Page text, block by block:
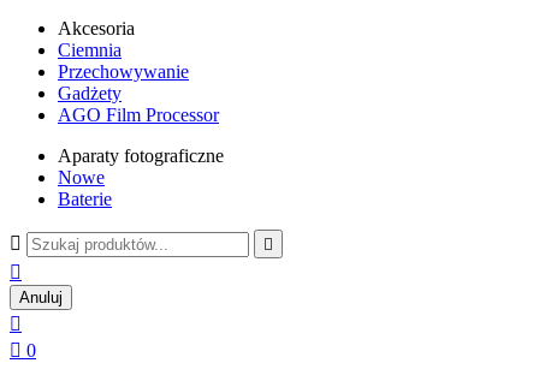
Akcesoria
Ciemnia
Przechowywanie
Gadżety
AGO Film Processor
Aparaty fotograficzne
Nowe
Baterie
 

Anuluj

 0